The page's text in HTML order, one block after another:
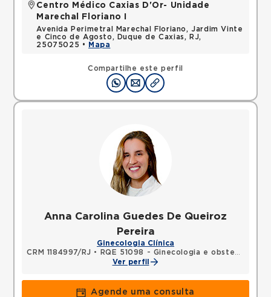
Compartilhe este perfil
Centro Médico Caxias D'Or- Unidade
Marechal Floriano I
Avenida Perimetral Marechal Floriano, Jardim Vinte
e Cinco de Agosto, Duque de Caxias, RJ,
25075025 •
Mapa
Anna Carolina Guedes De Queiroz
Pereira
Ginecologia Clínica
CRM 1184997/RJ •
RQE 51098 - Ginecologia e obstetrícia
Ver perfil
Agende uma consulta